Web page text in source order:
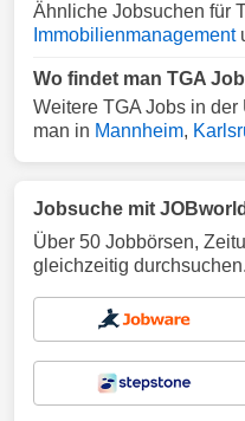
Ähnliche Jobsuchen für
Immobilienmanagement
Wo findet man TGA
Weitere TGA Jobs in
man in Mannheim,
Jobsuche mit JOBworld
Über 50 Jobbörsen,
gleichzeitig durchsuchen.